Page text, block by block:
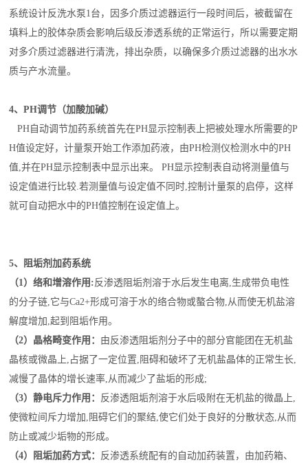
系统设计反洗水泵1台，因多介质过滤器运行一段时间后，被截留在
填料上的胶体杂质会影响后级反渗透系统的正常运行，所以需要定期
对多介质过滤器进行清洗，排出杂质，以确保多介质过滤器的出水水
质与产水流量。
4、PH调节（加酸加碱）
PH自动调节加药系统首先在PH显示控制表上把被处理水所需要的P
H值设定好，计量泵开始工作添加药液，由PH检测仪检测水中的PH
值,并在PH显示控制表中显示出来。 PH显示控制表自动将测量值与
设定值进行比较.若测量值与设定值不同时,控制计量泵的启停，这样
就可自动把水中的PH值控制在设定值上。
5、阻垢剂加药系统
（1）络和增溶作用:反渗透阻垢剂溶于水后发生电离,生成带负电性
的分子链,它与Ca2+形成可溶于水的络合物或螯合物,从而使无机盐溶
解度增加,起到阻垢作用。
（2）晶格畸变作用： 由反渗透阻垢剂分子中的部分官能团在无机盐
晶核或微晶上,占据了一定位置,阻碍和破坏了无机盐晶体的正常生长,
减慢了晶体的增长速率,从而减少了盐垢的形成;
（3）静电斥力作用： 反渗透阻垢剂溶于水后吸附在无机盐的微晶上,
使微粒间斥力增加,阻碍它们的聚结,使它们处于良好的分散状态,从而
防止或减少垢物的形成。
（4）阻垢加药方式： 反渗透系统配有的自动加药装置，由加药箱、